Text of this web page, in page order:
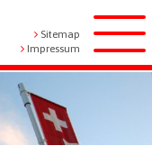
Metanavigation
Sitemap
Impressum